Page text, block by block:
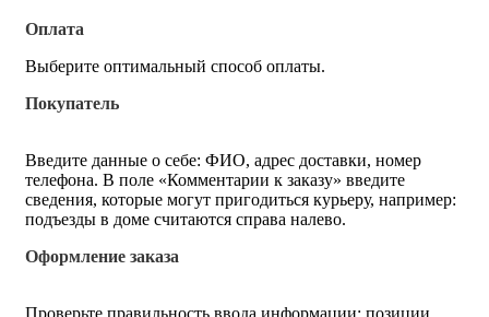
Оплата
Выберите оптимальный способ оплаты.
Покупатель
Введите данные о себе: ФИО, адрес доставки, номер
телефона. В поле «Комментарии к заказу» введите
сведения, которые могут пригодиться курьеру, например:
подъезды в доме считаются справа налево.
Оформление заказа
Проверьте правильность ввода информации: позиции